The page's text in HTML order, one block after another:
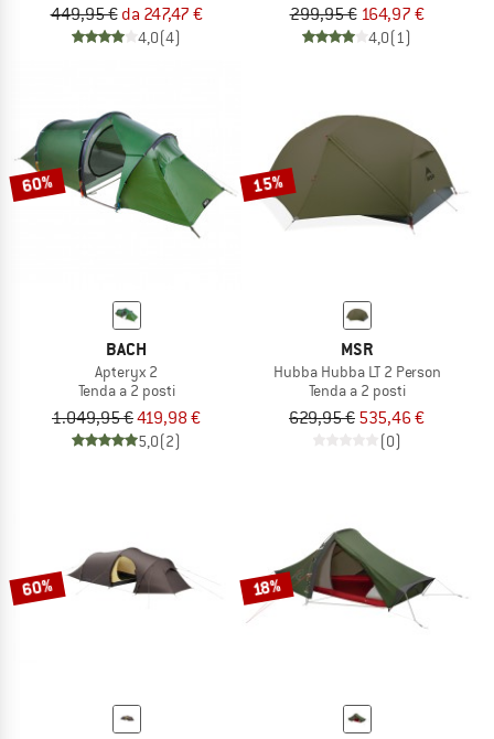
449,95 € da 247,47 €
4,0(4)
299,95 € 164,97 €
4,0(1)
60%
BACH
Apteryx 2
Tenda a 2 posti
1.049,95 €419,98 €
5,0(2)
15%
MSR
Hubba Hubba LT 2 Person
Tenda a 2 posti
629,95 € 535,46 €
(0)
60% 18%